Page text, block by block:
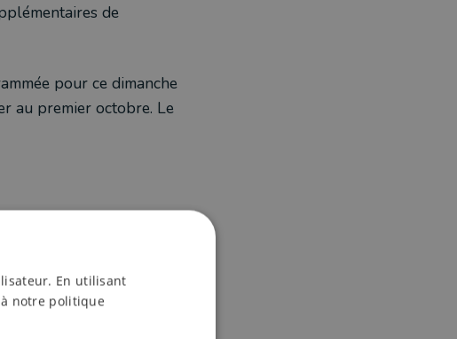
de
pour ce dimanche
au premier octobre. Le
En utilisant
notre politique